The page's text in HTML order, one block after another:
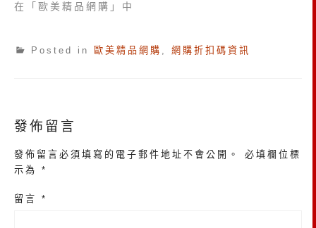
在「歐美精品網購」中
Posted in 歐美精品網購 , 網購折扣碼資訊
發佈留言
發佈留言必須填寫的電子郵件地址不會公開。
必填欄位標
示為 *
留言 *